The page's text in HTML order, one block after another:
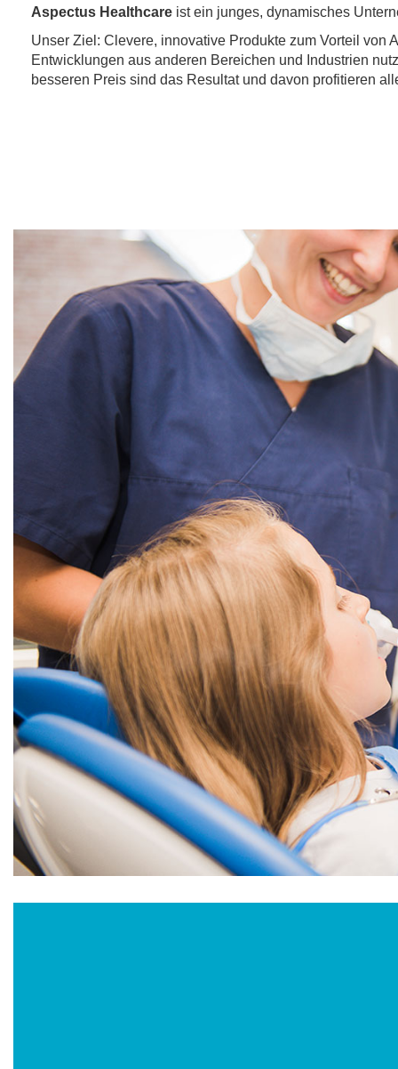
Aspectus Healthcare ist ein junges, dynamisches
Unser Ziel: Clevere, innovative Produkte zum Vorteil von
Entwicklungen aus anderen Bereichen und Industrien
besseren Preis sind das Resultat und davon profitieren